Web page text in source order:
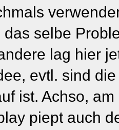
selbe
lag hier
evtl. sind
ist. Achso,
piept auch